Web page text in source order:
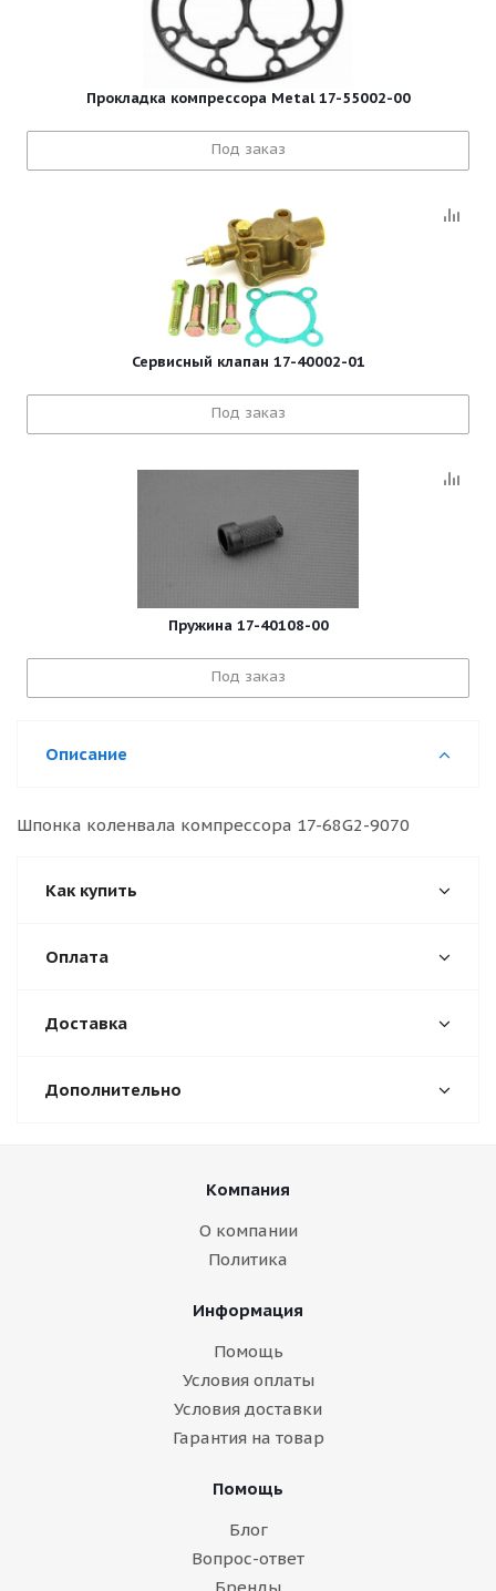
Прокладка компрессора Metal 17-55002-00
Под заказ
Сервисный клапан 17-40002-01
Под заказ
Пружина 17-40108-00
Под заказ
Описание
Шпонка коленвала компрессора 17-68G2-9070
Как купить
Оплата
Доставка
Дополнительно
Компания
О компании
Политика
Информация
Помощь
Условия оплаты
Условия доставки
Гарантия на товар
Помощь
Блог
Вопрос-ответ